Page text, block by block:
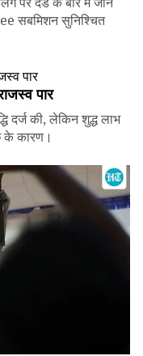
सबमिशन सुनिश्चित
पार
दर्ज की, लेकिन शुद्ध लाभ
के कारण।